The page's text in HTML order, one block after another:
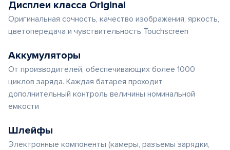
Дисплеи класса Original
Оригинальная сочность, качество изображения, яркость,
цветопередача и чувствительность Touchscreen
Аккумуляторы
От производителей, обеспечивающих более 1000
циклов заряда. Каждая батарея проходит
дополнительный контроль величины номинальной
емкости
Шлейфы
Электронные компоненты (камеры, разъемы зарядки,